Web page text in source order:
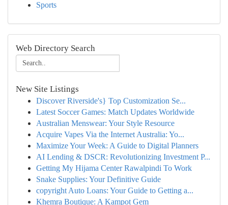
Sports
Web Directory Search
New Site Listings
Discover Riverside's} Top Customization Se...
Latest Soccer Games: Match Updates Worldwide
Australian Menswear: Your Style Resource
Acquire Vapes Via the Internet Australia: Yo...
Maximize Your Week: A Guide to Digital Planners
AI Lending & DSCR: Revolutionizing Investment P...
Getting My Hijama Center Rawalpindi To Work
Snake Supplies: Your Definitive Guide
copyright Auto Loans: Your Guide to Getting a...
Khemra Boutique: A Kampot Gem